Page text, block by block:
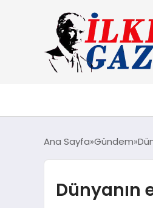
Ana Sayfa Gündem
Dünyanın